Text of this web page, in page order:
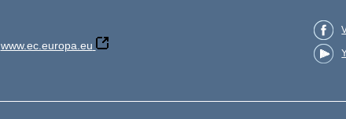
www.ec.europa.eu